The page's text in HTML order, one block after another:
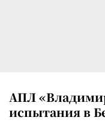
АПЛ
испытания в